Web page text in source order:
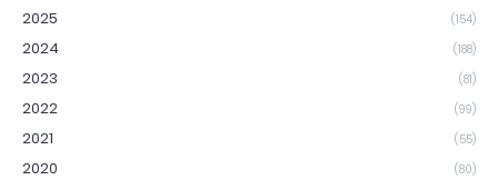
2025 (154)
2024 (188)
2023 (81)
2022 (99)
2021 (55)
2020 (80)